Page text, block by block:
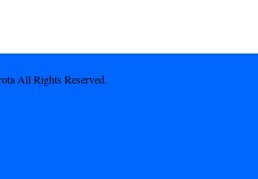
All Rights Reserved.